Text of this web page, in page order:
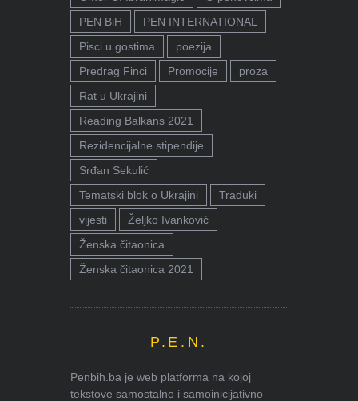
PEN BiH
PEN INTERNATIONAL
Pisci u gostima
poezija
Predrag Finci
Promocije
proza
Rat u Ukrajini
Reading Balkans 2021
Rezidencijalne stipendije
Srđan Sekulić
Tematski blok o Ukrajini
Traduki
vijesti
Željko Ivanković
Ženska čitaonica
Ženska čitaonica 2021
P.E.N.
Penbih.ba je web platforma na kojoj
tekstove samostalno i samoinicijativno